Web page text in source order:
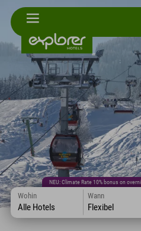
NEU: Climate Rate 10% bonus on
Wohin
Alle Hotels
Wann
Flexibel